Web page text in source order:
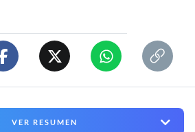
VER RESUMEN